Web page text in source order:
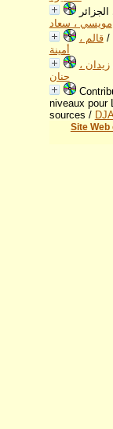
مويسي ، سعاد
/قالم ،
أمينة
زيدان ،
حنان
niveaux pour
sources /
Site Web